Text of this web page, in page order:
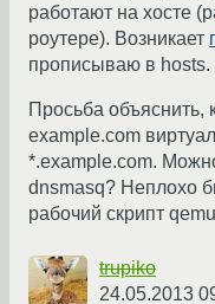
работают на хосте
роутере). Возникает
прописываю в hosts.
Просьба объяснить,
example.com
*.example.com.
dnsmasq? Неплохо
рабочий скрипт
trupiko
24.05.2013